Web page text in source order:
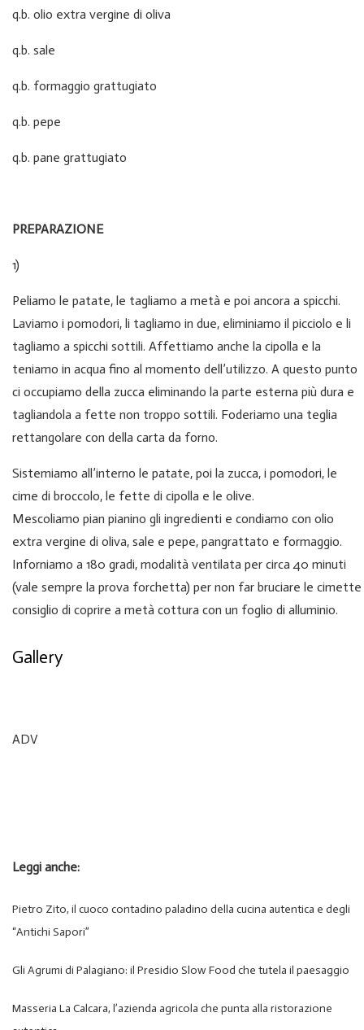
q.b. olio extra vergine di oliva
q.b. sale
q.b. formaggio grattugiato
q.b. pepe
q.b. pane grattugiato
PREPARAZIONE
1)
Peliamo le patate, le tagliamo a metà e poi ancora a spicchi.
Laviamo i pomodori, li tagliamo in due, eliminiamo il picciolo e li
tagliamo a spicchi sottili. Affettiamo anche la cipolla e la
teniamo in acqua fino al momento dell’utilizzo. A questo punto
ci occupiamo della zucca eliminando la parte esterna più dura e
tagliandola a fette non troppo sottili. Foderiamo una teglia
rettangolare con della carta da forno.
Sistemiamo all’interno le patate, poi la zucca, i pomodori, le
cime di broccolo, le fette di cipolla e le olive.
Mescoliamo pian pianino gli ingredienti e condiamo con olio
extra vergine di oliva, sale e pepe, pangrattato e formaggio.
Inforniamo a 180 gradi, modalità ventilata per circa 40 minuti
(vale sempre la prova forchetta) per non far bruciare le cimette
consiglio di coprire a metà cottura con un foglio di alluminio.
Gallery
ADV
Leggi anche:
Pietro Zito, il cuoco contadino paladino della cucina autentica e degli
“Antichi Sapori”
Gli Agrumi di Palagiano: il Presidio Slow Food che tutela il paesaggio
Masseria La Calcara, l’azienda agricola che punta alla ristorazione